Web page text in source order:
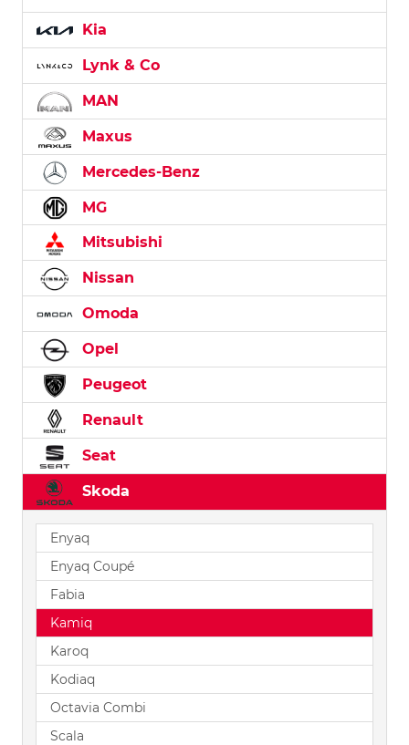
Kia
Lynk & Co
MAN
Maxus
Mercedes-Benz
MG
Mitsubishi
Nissan
Omoda
Opel
Peugeot
Renault
Seat
Skoda
Enyaq
Enyaq Coupé
Fabia
Kamiq
Karoq
Kodiaq
Octavia Combi
Scala